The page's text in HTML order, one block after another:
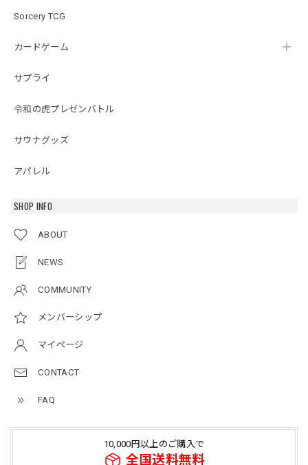
Sorcery TCG
カードゲーム
サプライ
令和の虎プレゼンバトル
サウナグッズ
アパレル
SHOP INFO
ABOUT
NEWS
COMMUNITY
メンバーシップ
マイページ
CONTACT
FAQ
10,000円以上のご購入で
全国送料無料